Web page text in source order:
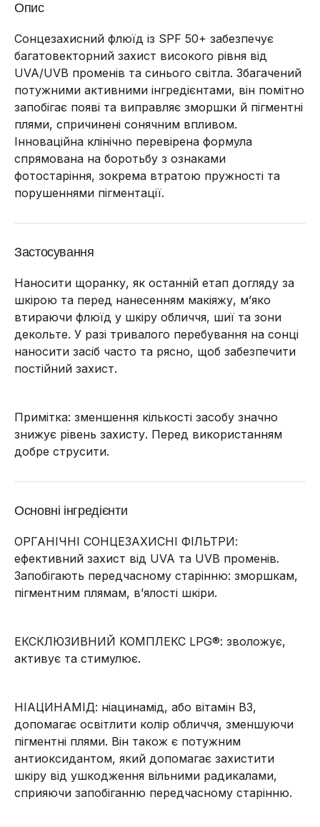
Опис
Сонцезахисний флюїд із SPF 50+ забезпечує
багатовекторний захист високого рівня від
UVA/UVB променів та синього світла. Збагачений
потужними активними інгредієнтами, він помітно
запобігає появі та виправляє зморшки й пігментні
плями, спричинені сонячним впливом.
Інноваційна клінічно перевірена формула
спрямована на боротьбу з ознаками
фотостаріння, зокрема втратою пружності та
порушеннями пігментації.
Застосування
Наносити щоранку, як останній етап догляду за
шкірою та перед нанесенням макіяжу, м’яко
втираючи флюїд у шкіру обличчя, шиї та зони
декольте. У разі тривалого перебування на сонці
наносити засіб часто та рясно, щоб забезпечити
постійний захист.
Примітка: зменшення кількості засобу значно
знижує рівень захисту. Перед використанням
добре струсити.
Основні інгредієнти
ОРГАНІЧНІ СОНЦЕЗАХИСНІ ФІЛЬТРИ:
ефективний захист від UVA та UVB променів.
Запобігають передчасному старінню: зморшкам,
пігментним плямам, в’ялості шкіри.
ЕКСКЛЮЗИВНИЙ КОМПЛЕКС LPG®: зволожує,
активує та стимулює.
НІАЦИНАМІД: ніацинамід, або вітамін B3,
допомагає освітлити колір обличчя, зменшуючи
пігментні плями. Він також є потужним
антиоксидантом, який допомагає захистити
шкіру від ушкодження вільними радикалами,
сприяючи запобіганню передчасному старінню.